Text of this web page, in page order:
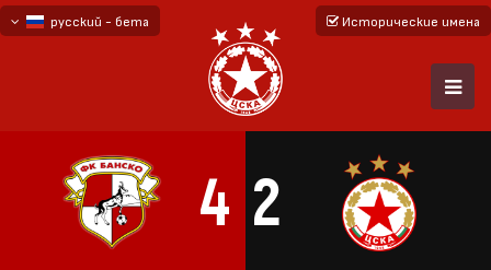
русский - бета
Исторические имена
4 2